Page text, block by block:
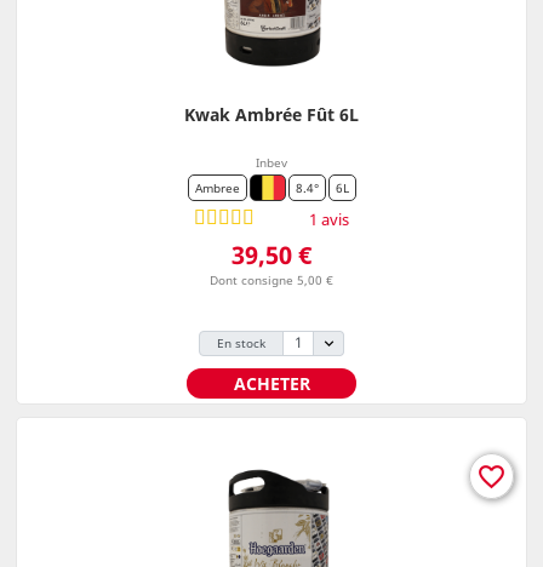
Kwak Ambrée Fût 6L
Inbev
Ambree
8.4° 6L
1 avis
Prix
39,50 €
Dont consigne 5,00 €
En stock
ACHETER
favorite_border